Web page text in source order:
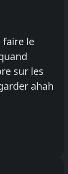
faire le
sur les
ahah